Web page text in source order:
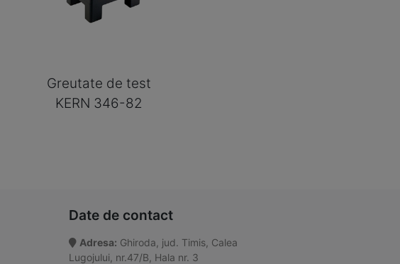
Greutate de test
KERN 346-82
Date de contact
Adresa: Ghiroda, jud. Timis, Calea
Lugojului, nr.47/B, Hala nr. 3